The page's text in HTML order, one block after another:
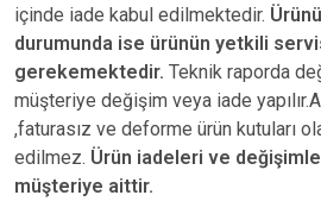
içinde iade kabul edilmektedir.
durumunda ise ürünün yetkili
gerekemektedir. Teknik raporda
müşteriye değişim veya iade
,faturasız ve deforme ürün kutuları
edilmez. Ürün iadeleri ve
müşteriye aittir.